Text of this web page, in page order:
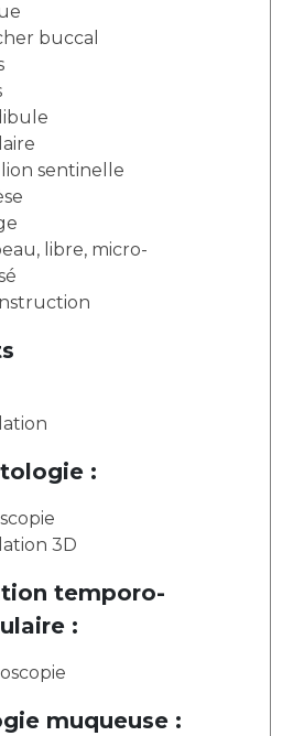
buccal
sentinelle
:
3D
temporo-
:
muqueuse :